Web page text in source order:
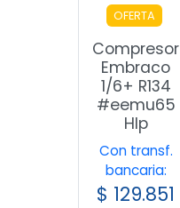
OFERTA
Compresor
Embraco
1/6+ R134
#eemu65
Hlp
Con transf.
bancaria:
$ 129.851